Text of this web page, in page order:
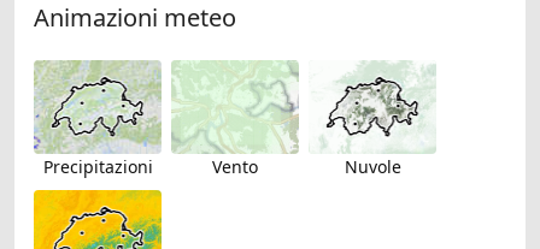
Animazioni meteo
Precipitazioni Vento Nuvole